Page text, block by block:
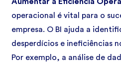
operacional é vital para o
empresa. O BI ajuda a
desperdícios e ineficiências
Por exemplo, a análise de